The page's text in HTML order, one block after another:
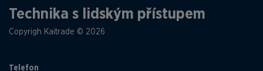
Technika s lidským přístupem
Copyrigh Kaitrade © 2026
Telefon